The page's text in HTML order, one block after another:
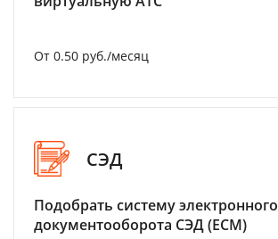
От 0.50 руб./месяц
СЭД
Подобрать систему электронного
документооборота СЭД (ECM)